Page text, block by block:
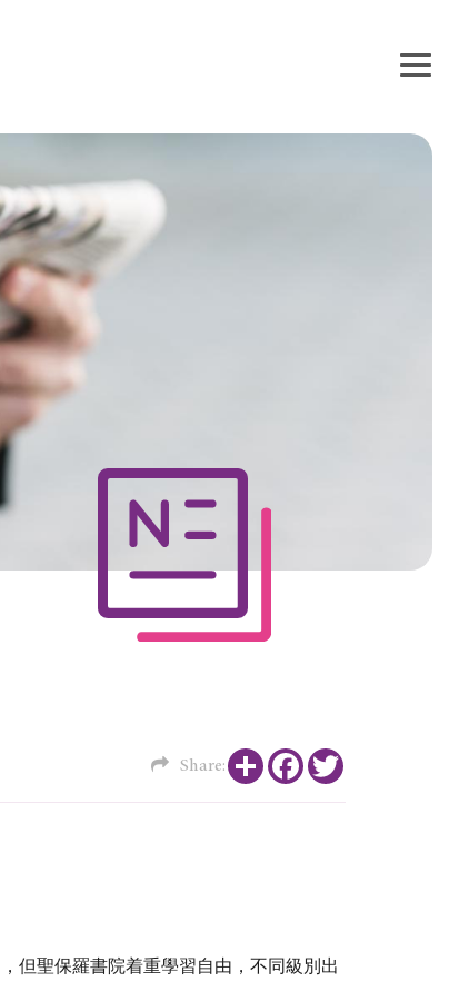
Share: Share Facebook
但聖保羅書院着重學習自由，不同級別出